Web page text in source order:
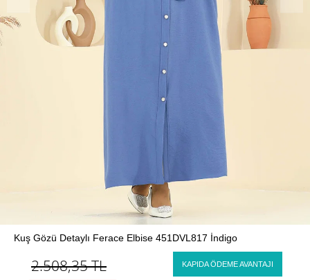
Kuş Gözü Detaylı Ferace Elbise 451DVL817 İndigo
2.508,35TL KAPIDA ÖDEME AVANTAJI